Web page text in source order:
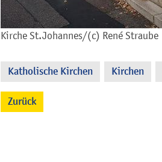
Kirche St.Johannes/(c) René Straube
Katholische Kirchen Kirchen
Zurück